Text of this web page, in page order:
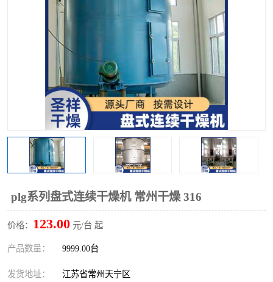
plg系列盘式连续干燥机 常州干燥 316
价格： 123.00 元/台 起
产品数量： 9999.00台
发货地址： 江苏省常州天宁区
方形圆形真空干燥机 真空耙式干燥机
热风循环烘箱 喷雾干燥机
振动流化床干燥机 盘式干燥机